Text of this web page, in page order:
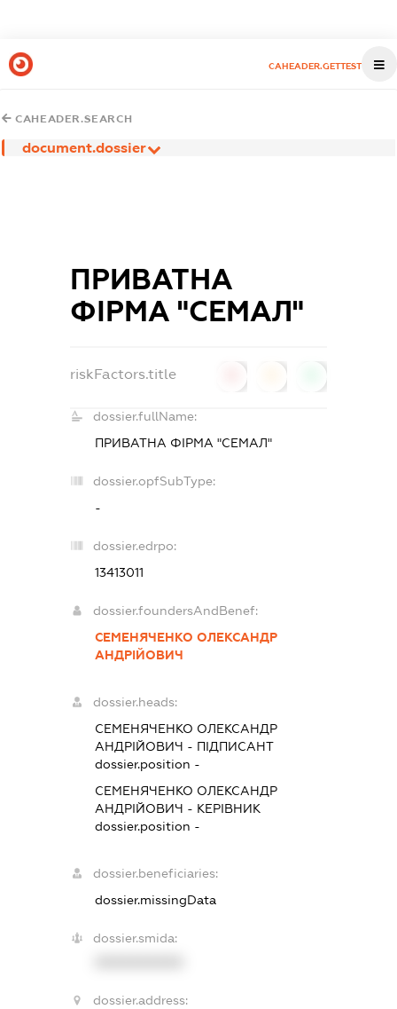
CAHEADER.GETTEST
CAHEADER.SEARCH
document.dossier
ПРИВАТНА
ФІРМА "СЕМАЛ"
riskFactors.title
dossier.fullName:
ПРИВАТНА ФІРМА "СЕМАЛ"
dossier.opfSubType:
-
dossier.edrpo:
13413011
dossier.foundersAndBenef:
СЕМЕНЯЧЕНКО ОЛЕКСАНДР
АНДРІЙОВИЧ
dossier.heads:
СЕМЕНЯЧЕНКО ОЛЕКСАНДР
АНДРІЙОВИЧ - ПІДПИСАНТ
dossier.position -
СЕМЕНЯЧЕНКО ОЛЕКСАНДР
АНДРІЙОВИЧ - КЕРІВНИК
dossier.position -
dossier.beneficiaries:
dossier.missingData
dossier.smida:
dossier.address: